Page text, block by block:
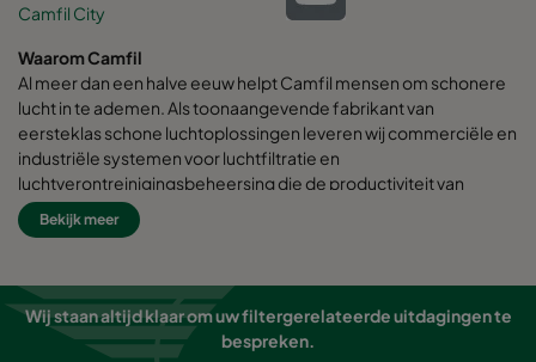
Camfil City
Waarom Camfil
Al meer dan een halve eeuw helpt Camfil mensen om schonere
lucht in te ademen. Als toonaangevende fabrikant van
eersteklas schone luchtoplossingen leveren wij commerciële en
industriële systemen voor luchtfiltratie en
luchtverontreinigingsbeheersing die de productiviteit van
werknemers en apparatuur verbeteren, het energieverbruik
minimaliseren en de menselijke gezondheid en het milieu ten
Wij zijn ervan overtuigd dat de beste oplossingen voor onze
klanten ook de beste oplossingen voor onze planeet zijn.
Daarom houden we bij elke stap - van ontwerp tot levering en
Bekijk meer
Wij staan altijd klaar om uw filtergerelateerde uitdagingen te
bespreken.